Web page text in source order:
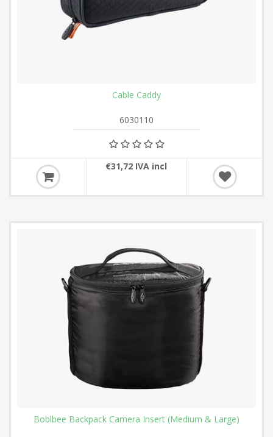
Cable Caddy
6030110
€31,72 IVA incl
Boblbee Backpack Camera Insert (Medium & Large)